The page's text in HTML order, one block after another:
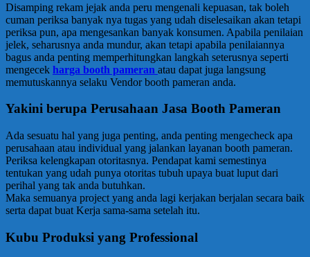
Disamping rekam jejak anda peru mengenali kepuasan, tak boleh
cuman periksa banyak nya tugas yang udah diselesaikan akan tetapi
periksa pun, apa mengesankan banyak konsumen. Apabila penilaian
jelek, seharusnya anda mundur, akan tetapi apabila penilaiannya
bagus anda penting memperhitungkan langkah seterusnya seperti
mengecek harga booth pameran atau dapat juga langsung
memutuskannya selaku Vendor booth pameran anda.
Yakini berupa Perusahaan Jasa Booth Pameran
Ada sesuatu hal yang juga penting, anda penting mengecheck apa
perusahaan atau individual yang jalankan layanan booth pameran.
Periksa kelengkapan otoritasnya. Pendapat kami semestinya
tentukan yang udah punya otoritas tubuh upaya buat luput dari
perihal yang tak anda butuhkan.
Maka semuanya project yang anda lagi kerjakan berjalan secara baik
serta dapat buat Kerja sama-sama setelah itu.
Kubu Produksi yang Professional